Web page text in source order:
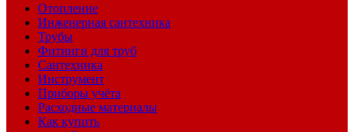
Отопление
Инженерная сантехника
Трубы
Фитинги для труб
Сантехника
Инструмент
Приборы учёта
Расходные материалы
Как купить